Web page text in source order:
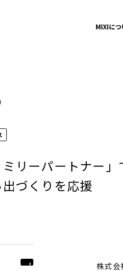
MIXIに
ミリーパートナー
づくりを応援
株式会